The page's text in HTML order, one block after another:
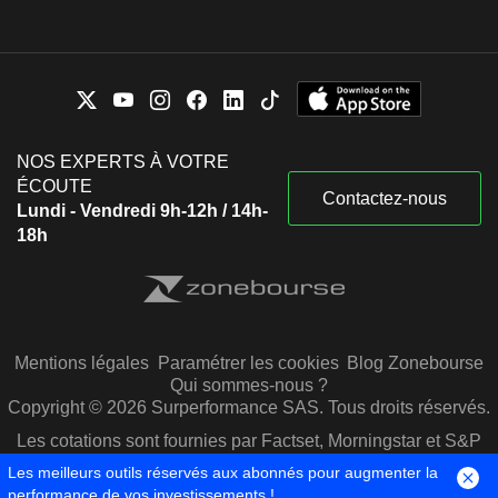
NOS EXPERTS À VOTRE
ÉCOUTE
Lundi - Vendredi 9h-12h / 14h-
18h
Contactez-nous
Mentions légales Paramétrer les cookies Blog Zonebourse
Qui sommes-nous ?
Copyright © 2026 Surperformance SAS. Tous droits réservés.
Les cotations sont fournies par Factset, Morningstar et S&P
Capital IQ
Les meilleurs outils réservés aux abonnés pour augmenter la